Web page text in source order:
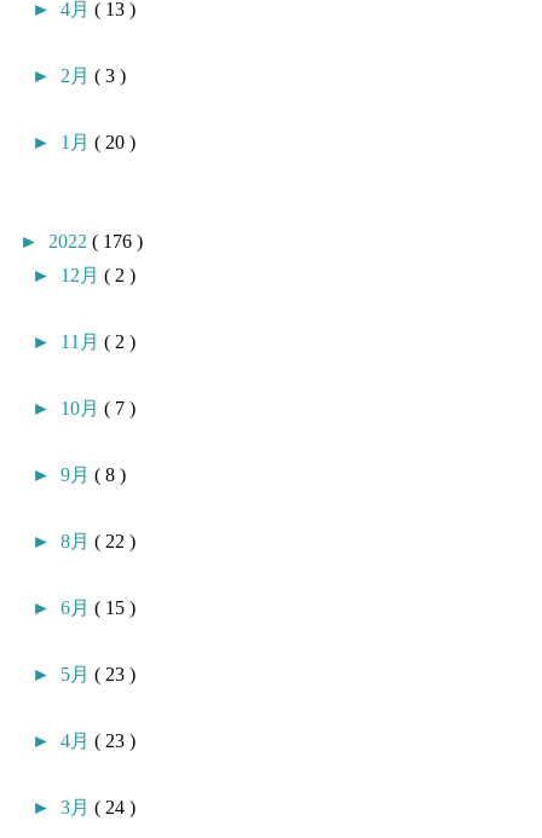
► 4月 ( 13 )
► 2月 ( 3 )
► 1月 ( 20 )
► 2022 ( 176 )
► 12月 ( 2 )
► 11月 ( 2 )
► 10月 ( 7 )
► 9月 ( 8 )
► 8月 ( 22 )
► 6月 ( 15 )
► 5月 ( 23 )
► 4月 ( 23 )
► 3月 ( 24 )